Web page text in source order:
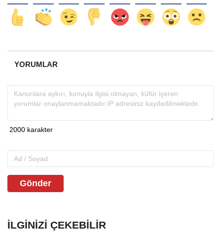
YORUMLAR
Gönder
İLGINIZI ÇEKEBILIR